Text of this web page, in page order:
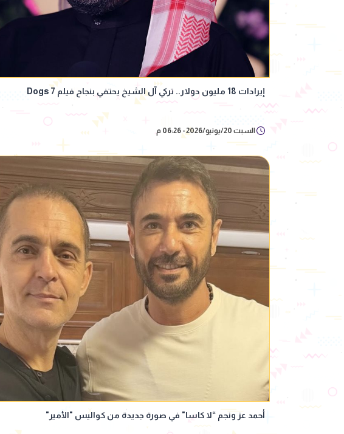
إيرادات 18 مليون دولار.. تركي آل الشيخ يحتفي بنجاح فيلم 7 Dogs
السبت 20/يونيو/2026 - 06:26 م
أحمد عز ونجم “لا كاسا" في صورة جديدة من كواليس "الأمير"